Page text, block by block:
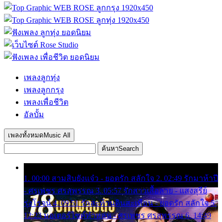
เพลงลูกทุ่ง
เพลงลูกกรุง
เพลงเพื่อชีวิต
อัลบั้ม
เพลงทั้งหมด Music All
ค้นหาSearch
1. 00:00 สามสิบยังแจ๋ว - ยอดรัก สลักใจ 2. 02:49 รักมาห้าปี
- ศรเพชร ศรสุพรรณ 3. 05:57 รักสาวเสื้อลาย - แสงสุรีย์
รุ่งโรจน์ 4. 09:51 รักสะท้านดินสะเทือน - ยอดรัก สลักใจ 5.
12:23 มอเตอร์ไซค์ทำหล่น - ศรเพชร ศรสุพรรณ 6. 14:49